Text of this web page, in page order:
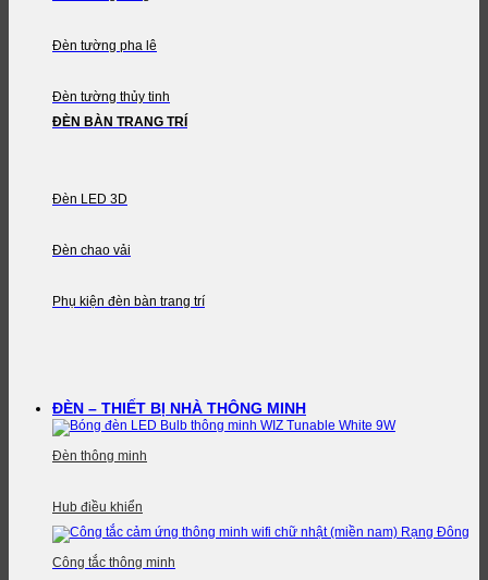
Đèn tường pha lê
Đèn tường thủy tinh
ĐÈN BÀN TRANG TRÍ
Đèn LED 3D
Đèn chao vải
Phụ kiện đèn bàn trang trí
ĐÈN – THIẾT BỊ NHÀ THÔNG MINH
Đèn thông minh
Hub điều khiển
Công tắc thông minh